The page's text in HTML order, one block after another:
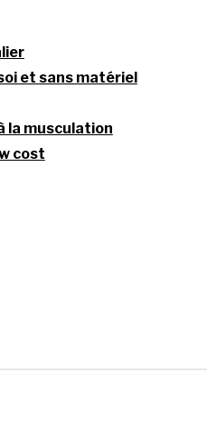
et sans matériel
la musculation
cost